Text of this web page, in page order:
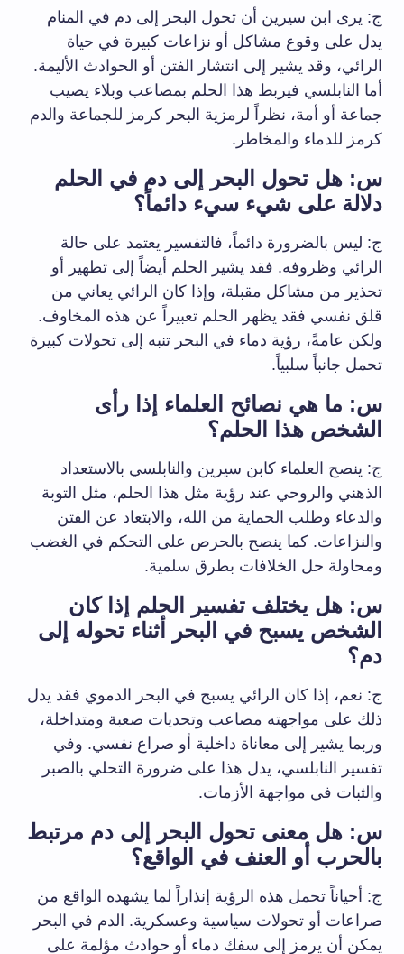
ج: يرى ابن سيرين أن تحول البحر إلى دم في المنام
يدل على وقوع مشاكل أو نزاعات كبيرة في حياة
الرائي، وقد يشير إلى انتشار الفتن أو الحوادث الأليمة.
أما النابلسي فيربط هذا الحلم بمصاعب وبلاء يصيب
جماعة أو أمة، نظراً لرمزية البحر كرمز للجماعة والدم
كرمز للدماء والمخاطر.
س: هل تحول البحر إلى دم في الحلم
دلالة على شيء سيء دائماً؟
ج: ليس بالضرورة دائماً، فالتفسير يعتمد على حالة
الرائي وظروفه. فقد يشير الحلم أيضاً إلى تطهير أو
تحذير من مشاكل مقبلة، وإذا كان الرائي يعاني من
قلق نفسي فقد يظهر الحلم تعبيراً عن هذه المخاوف.
ولكن عامةً، رؤية دماء في البحر تنبه إلى تحولات كبيرة
تحمل جانباً سلبياً.
س: ما هي نصائح العلماء إذا رأى
الشخص هذا الحلم؟
ج: ينصح العلماء كابن سيرين والنابلسي بالاستعداد
الذهني والروحي عند رؤية مثل هذا الحلم، مثل التوبة
والدعاء وطلب الحماية من الله، والابتعاد عن الفتن
والنزاعات. كما ينصح بالحرص على التحكم في الغضب
ومحاولة حل الخلافات بطرق سلمية.
س: هل يختلف تفسير الحلم إذا كان
الشخص يسبح في البحر أثناء تحوله إلى
دم؟
ج: نعم، إذا كان الرائي يسبح في البحر الدموي فقد يدل
ذلك على مواجهته مصاعب وتحديات صعبة ومتداخلة،
وربما يشير إلى معاناة داخلية أو صراع نفسي. وفي
تفسير النابلسي، يدل هذا على ضرورة التحلي بالصبر
والثبات في مواجهة الأزمات.
س: هل معنى تحول البحر إلى دم مرتبط
بالحرب أو العنف في الواقع؟
ج: أحياناً تحمل هذه الرؤية إنذاراً لما يشهده الواقع من
صراعات أو تحولات سياسية وعسكرية. الدم في البحر
يمكن أن يرمز إلى سفك دماء أو حوادث مؤلمة على